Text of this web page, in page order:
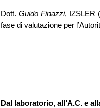
Dott. Guido Finazzi, IZSLER
fase di valutazione per
Dal laboratorio, all’A.C. e